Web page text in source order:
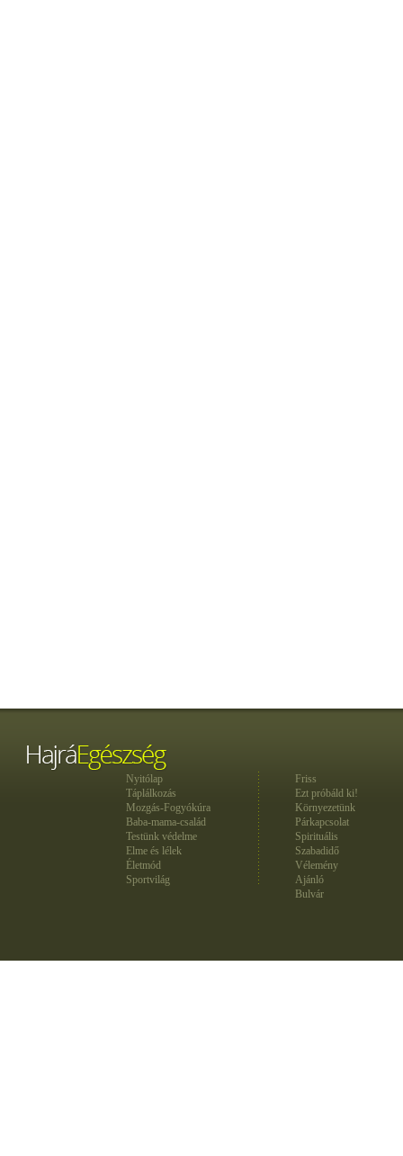
Nyitólap
Táplálkozás
Mozgás-Fogyókúra
Baba-mama-család
Testünk védelme
Elme és lélek
Életmód
Sportvilág
Friss
Ezt próbáld ki!
Környezetünk
Párkapcsolat
Spirituális
Szabadidő
Vélemény
Ajánló
Bulvár